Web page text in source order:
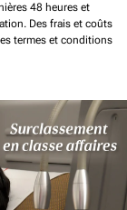
48 heures et
Des frais et coûts
termes et conditions